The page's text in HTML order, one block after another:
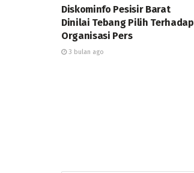
Diskominfo Pesisir Barat
Dinilai Tebang Pilih Terhadap
Organisasi Pers
3 bulan ago